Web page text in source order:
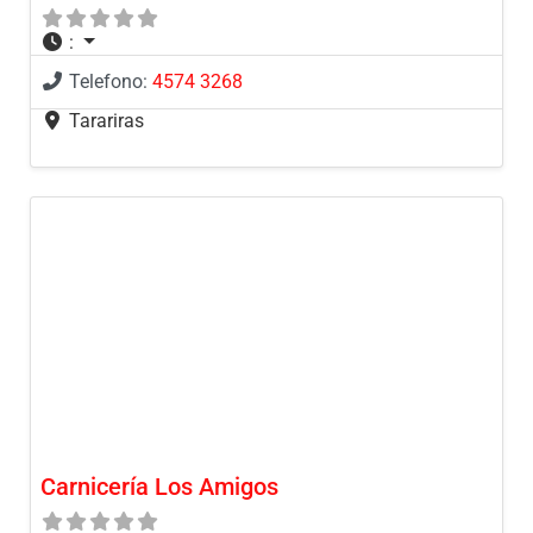
:
Telefono: 4574 3268
Tarariras
Carnicería Los Amigos